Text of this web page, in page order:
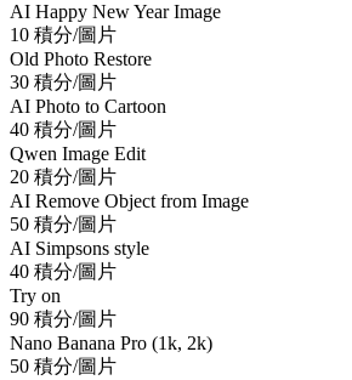
AI Happy New Year Image
10 積分/圖片
Old Photo Restore
30 積分/圖片
AI Photo to Cartoon
40 積分/圖片
Qwen Image Edit
20 積分/圖片
AI Remove Object from Image
50 積分/圖片
AI Simpsons style
40 積分/圖片
Try on
90 積分/圖片
Nano Banana Pro (1k, 2k)
50 積分/圖片